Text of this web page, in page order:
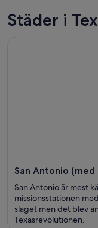
Städer i
San Antonio (med
San Antonio är mest
missionsstationen
slaget men det blev
Texasrevolutionen.